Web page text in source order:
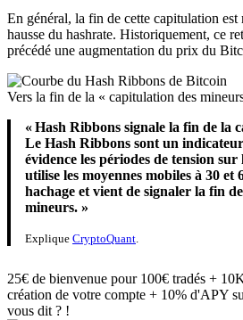
En général, la fin de cette capitulation est
hausse du hashrate. Historiquement, ce
précédé une augmentation du prix du
Vers la fin de la « capitulation des
« Hash Ribbons signale la fin de la
Le Hash Ribbons sont un
évidence les périodes de tension
utilise les moyennes mobiles à 30
hachage et vient de signaler la fin
mineurs. »
Explique CryptoQuant
25€ de bienvenue pour 100€ tradés +
création de votre compte + 10% d'APY
vous dit ? !